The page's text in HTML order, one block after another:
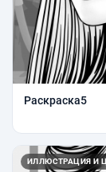
Раскраска5
ИЛЛЮСТРАЦИЯ И